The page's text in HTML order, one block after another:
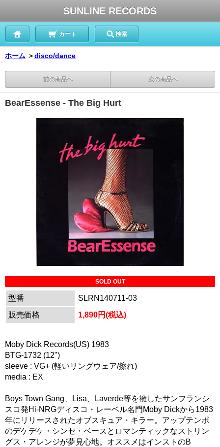
SUNLINE RECORDS
カート 検索
ホーム ＞disco/dance
前の商品へ 次の商品へ
BearEssense - The Big Hurt
SOLD OUT
型番
SLRN140711-03
販売価格
1,890円(税込)
Moby Dick Records(US) 1983
BTG-1732 (12")
sleeve : VG+ (軽いリングウェア/擦れ)
media : EX
Boys Town Gang、Lisa、Laverde等を擁したサンフランシ
スコ発Hi-NRGディスコ・レーベル名門Moby Dickから1983
年にリリースされたオブスキュア・キラー。アップテンポ
のデケデケ・シンセ・ベースとロマンティックなストリン
グス・アレンジが夢見心地。オススメはインストのB